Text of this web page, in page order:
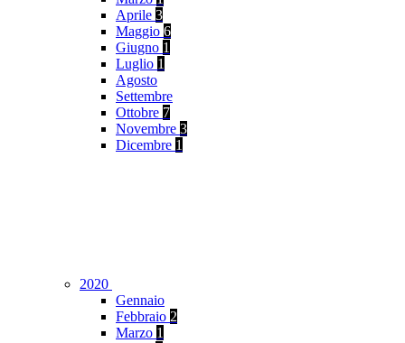
Aprile 3
Maggio 6
Giugno 1
Luglio 1
Agosto
Settembre
Ottobre 7
Novembre 3
Dicembre 1
2020
Gennaio
Febbraio 2
Marzo 1